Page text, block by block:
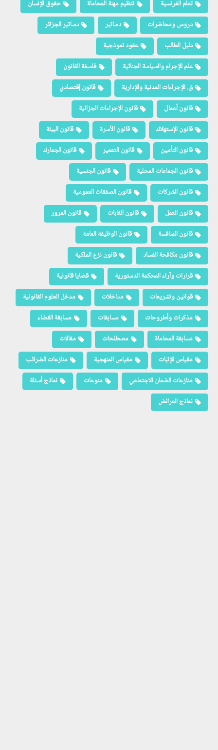
تعلم الفرنسية تنظيم مهنة المحاماة
حقوق الإنسان
دروس ومحاضرات
دساتير
دساتير الجزائر
دليل الطالب
عقود نموذجية
علم الإجرام والسياسة الجنائية
فلسفة القانون
ق. الإجراءات المدنية والإدارية
قانون إقتصادي
قانون أعمال
قانون الإجراءات الجزائية
قانون الإستهلاك
قانون الأسرة
قانون البيئة
قانون التأمين
قانون التعمير
قانون الجمارك
قانون الجماعات المحلية
قانون الجنسية
قانون الشركات
قانون الصفقات العمومية
قانون العمل
قانون الغابات
قانون المرور
قانون المنافسة
قانون الوظيفة العامة
قانون مكافحة الفساد
قانون نزع الملكية
قرارات وآراء المحكمة الدستورية
قضايا قانونية
قوانين وتشريعات
مداخلات
مدخل العلوم القانونية
مذكرات وأطروحات
مسابقات
مسابقة القضاء
مسابقة المحاماة
مصطلحات
مقالات
مقياس الإثبات
مقياس المنهجية
منازعات الضرائب
منازعات الضمان الاجتماعي
منوعات
نماذج أسئلة
نماذج العرائض